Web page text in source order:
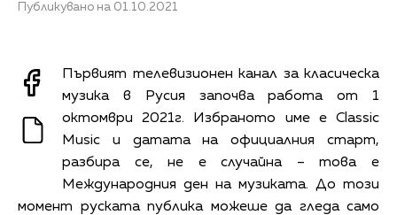
Публикувано на 01.10.2021
Първият телевизионен канал за класическа
музика в Русия започва работа от 1
октомври 2021г. Избраното име е Classic
Music и датата на официалния старт,
разбира се, не е случайна – това е
Международния ден на музиката. До този
момент руската публика можеше да гледа само